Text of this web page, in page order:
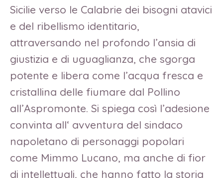
Sicilie verso le Calabrie dei bisogni atavici
e del ribellismo identitario,
attraversando nel profondo l’ansia di
giustizia e di uguaglianza, che sgorga
potente e libera come l’acqua fresca e
cristallina delle fiumare dal Pollino
all’Aspromonte. Si spiega così l’adesione
convinta all‘ avventura del sindaco
napoletano di personaggi popolari
come Mimmo Lucano, ma anche di fior
di intellettuali, che hanno fatto la storia